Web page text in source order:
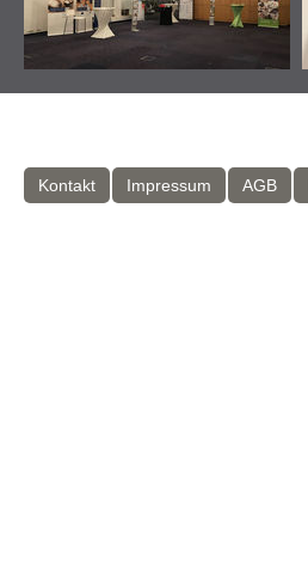
Kontakt Impressum AGB